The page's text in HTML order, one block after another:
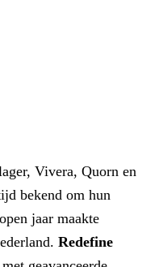
Vivera, Quorn en
bekend om hun
jaar maakte
Redefine